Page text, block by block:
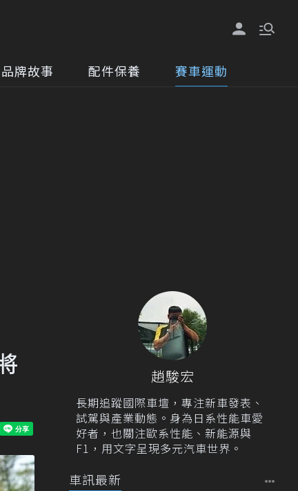
品牌故事 配件保養 賽車運動
趙駿宏
長期追蹤國際車壇，專注新車發表、
試駕與產業動態。身為日系性能車愛
好者，也關注歐系性能、新能源與
F1，用文字呈現多元汽車世界。
車訊最新